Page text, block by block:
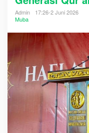
Admin
17:26-2 Juni 2026
Muba